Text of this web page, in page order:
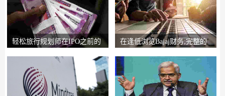
轻松旅行规划师在IPO之前的
在逢低浏览Bajaj财务;完整的